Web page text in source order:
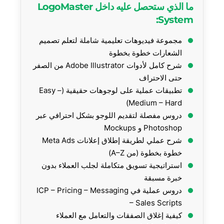
ما الذي ستحصل عليه داخل LogoMaster
System:
مجموعة فيديوهات تعليمية شاملة لتعلم تصميم
الشعارات خطوة بخطوة
شرح كامل لأدوات Adobe Illustrator من الصفر
حتى الاحتراف
تطبيقات عملية على لوجوهات حقيقية (Easy –
Medium – Hard)
دروس مفصلة لتقديم اللوجو بشكل احترافي عبر
Photoshop و Mockups
شرح عملي لطريقة إطلاق إعلانات Meta Ads
خطوة بخطوة (من A–Z)
استراتيجية تسويق متكاملة لجلب العملاء بدون
خبرة مسبقة
دروس عملية في ICP – Pricing – Messaging
– Sales Scripts
كيفية إغلاق الصفقات والتعامل مع العملاء